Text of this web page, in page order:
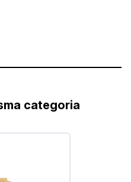
categoria